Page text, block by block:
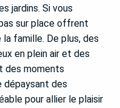
jardins. Si vous
sur place offrent
famille. De plus, des
en plein air et des
des moments
dépaysant des
pour allier le plaisir